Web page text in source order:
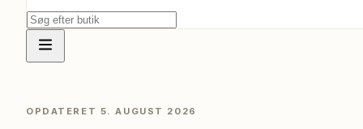
OPDATERET 5. AUGUST 2026